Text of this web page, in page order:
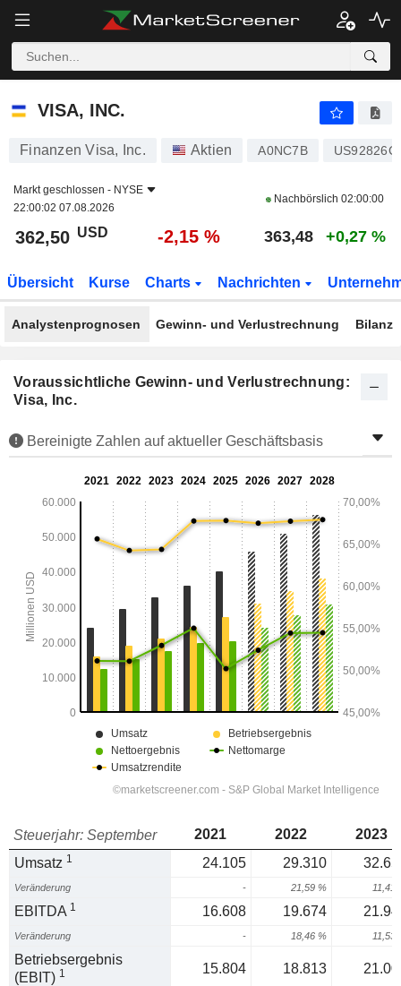
VISA, INC.
VISA, INC.
Finanzen Visa, Inc. Aktien A0NC7B
Markt geschlossen - NYSE
22:00:02 07.08.2026
Nachbörslich 02:00:00
362,50 USD -2,15 % 363,48 +0,27 %
Übersicht Kurse Charts Nachrichten
Analystenprognosen Gewinn- und Verlustrechnung Bilanz
Voraussichtliche Gewinn- und Verlustrechnung:
Visa, Inc.
Bereinigte Zahlen auf aktueller Geschäftsbasis
Steuerjahr: September 2021 2022
2023
Umsatz 1 24.105 29.310
Veränderung - 21,59 % 11,41
EBITDA 1 16.608 19.674
Veränderung - 18,46 % 11,53
Betriebsergebnis
(EBIT) 1 15.804 18.813